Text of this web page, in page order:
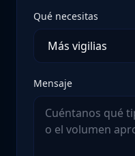
Qué necesitas
Mensaje